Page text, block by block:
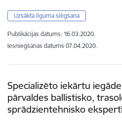
Uzsākta līguma slēgšana
Publikācijas datums: 16.03.2020.
Iesniegšanas datums 07.04.2020.
Specializēto iekārtu
pārvaldes ballistisko,
sprādzientehnisko